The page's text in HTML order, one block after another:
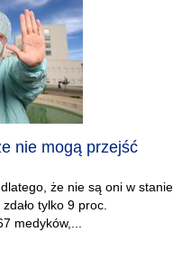
nie mogą przejść
że nie są oni w stanie
tylko 9 proc.
medyków,...